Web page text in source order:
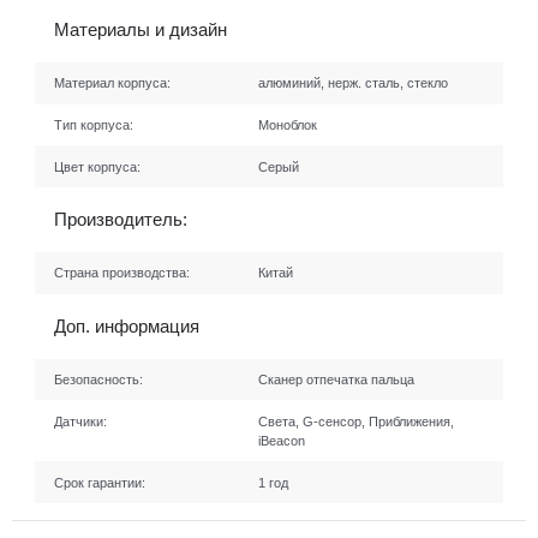
Материалы и дизайн
Материал корпуса: алюминий, нерж. сталь, стекло
Тип корпуса: Моноблок
Цвет корпуса: Серый
Производитель:
Страна производства: Китай
Доп. информация
Безопасность: Сканер отпечатка пальца
Датчики:
Света, G-сенсор, Приближения,
iBeacon
Срок гарантии: 1 год